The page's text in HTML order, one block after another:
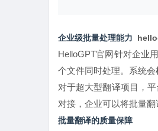
企业级批量处理能力
HelloGPT官网针对企业
个文件同时处理。系统
对于超大型翻译项目，
对接，企业可以将批量
批量翻译的质量保障